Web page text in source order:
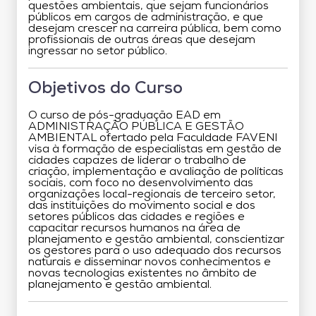
questões ambientais, que sejam funcionários
públicos em cargos de administração, e que
desejam crescer na carreira pública, bem como
profissionais de outras áreas que desejam
ingressar no setor público.
Objetivos do Curso
O curso de pós-graduação EAD em
ADMINISTRAÇÃO PÚBLICA E GESTÃO
AMBIENTAL ofertado pela Faculdade FAVENI
visa à formação de especialistas em gestão de
cidades capazes de liderar o trabalho de
criação, implementação e avaliação de políticas
sociais, com foco no desenvolvimento das
organizações local-regionais de terceiro setor,
das instituições do movimento social e dos
setores públicos das cidades e regiões e
capacitar recursos humanos na área de
planejamento e gestão ambiental, conscientizar
os gestores para o uso adequado dos recursos
naturais e disseminar novos conhecimentos e
novas tecnologias existentes no âmbito de
planejamento e gestão ambiental.